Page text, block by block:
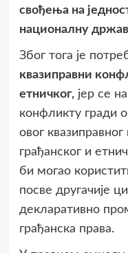
свођења на
националну
Због тога је
квазиправни
етничког,јер се
конфликту гради
овог
грађанског и
би могао
посве другачије
декларативно
грађанска права.